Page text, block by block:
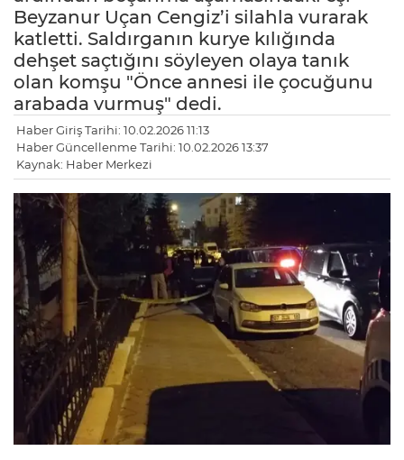
Beyzanur Uçan Cengiz’i silahla vurarak
katletti. Saldırganın kurye kılığında
dehşet saçtığını söyleyen olaya tanık
olan komşu "Önce annesi ile çocuğunu
arabada vurmuş" dedi.
Haber Giriş Tarihi: 10.02.2026 11:13
Haber Güncellenme Tarihi: 10.02.2026 13:37
Kaynak: Haber Merkezi